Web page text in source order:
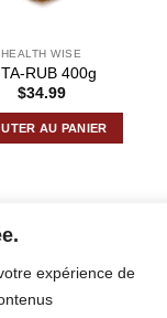
expérience de
HEALTH WISE
RUB 400g
$34.99
AU PANIER